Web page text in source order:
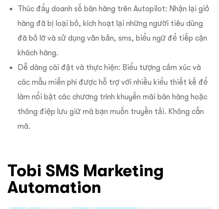
Thúc đẩy doanh số bán hàng trên Autopilot: Nhận lại giỏ
hàng đã bị loại bỏ, kích hoạt lại những người tiêu dùng
đã bỏ lỡ và sử dụng văn bản, sms, biểu ngữ để tiếp cận
khách hàng.
Dễ dàng cài đặt và thực hiện: Biểu tượng cảm xúc và
các mẫu miễn phí được hỗ trợ với nhiều kiểu thiết kế để
làm nổi bật các chương trình khuyến mãi bán hàng hoặc
thông điệp lưu giữ mà bạn muốn truyền tải. Không cần
mã.
Tobi SMS Marketing
Automation